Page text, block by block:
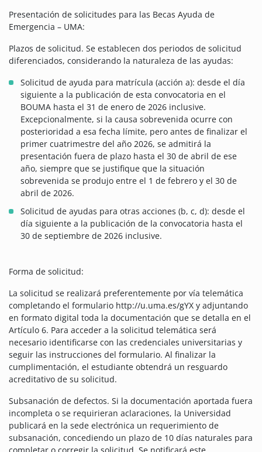
Presentación de solicitudes para las Becas Ayuda de
Emergencia – UMA:
Plazos de solicitud. Se establecen dos periodos de solicitud
diferenciados, considerando la naturaleza de las ayudas:
Solicitud de ayuda para matrícula (acción a): desde el día
siguiente a la publicación de esta convocatoria en el
BOUMA hasta el 31 de enero de 2026 inclusive.
Excepcionalmente, si la causa sobrevenida ocurre con
posterioridad a esa fecha límite, pero antes de finalizar el
primer cuatrimestre del año 2026, se admitirá la
presentación fuera de plazo hasta el 30 de abril de ese
año, siempre que se justifique que la situación
sobrevenida se produjo entre el 1 de febrero y el 30 de
abril de 2026.
Solicitud de ayudas para otras acciones (b, c, d): desde el
día siguiente a la publicación de la convocatoria hasta el
30 de septiembre de 2026 inclusive.
Forma de solicitud:
La solicitud se realizará preferentemente por vía telemática
completando el formulario http://u.uma.es/gYX y adjuntando
en formato digital toda la documentación que se detalla en el
Artículo 6. Para acceder a la solicitud telemática será
necesario identificarse con las credenciales universitarias y
seguir las instrucciones del formulario. Al finalizar la
cumplimentación, el estudiante obtendrá un resguardo
acreditativo de su solicitud.
Subsanación de defectos. Si la documentación aportada fuera
incompleta o se requirieran aclaraciones, la Universidad
publicará en la sede electrónica un requerimiento de
subsanación, concediendo un plazo de 10 días naturales para